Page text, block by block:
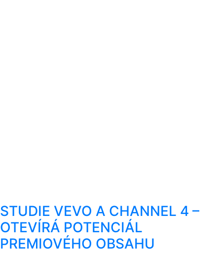
STUDIE VEVO A CHANNEL 4 –
OTEVÍRÁ POTENCIÁL
PREMIOVÉHO OBSAHU